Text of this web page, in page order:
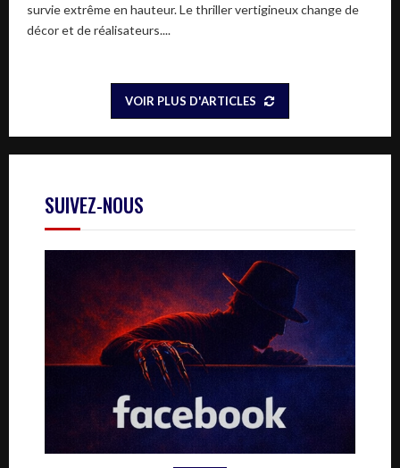
survie extrême en hauteur. Le thriller vertigineux change de
décor et de réalisateurs....
VOIR PLUS D'ARTICLES
SUIVEZ-NOUS